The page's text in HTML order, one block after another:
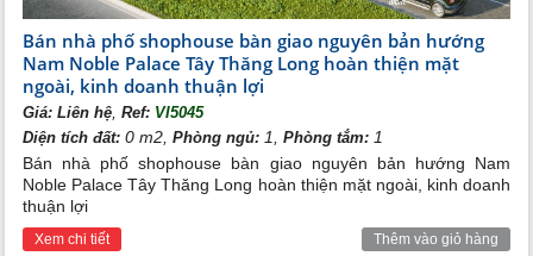
Bán nhà phố shophouse bàn giao nguyên bản hướng
Nam Noble Palace Tây Thăng Long hoàn thiện mặt
ngoài, kinh doanh thuận lợi
Giá:Liên hệ ,Ref: VI5045
Diện tích đất: 0 m2,Phòng ngủ: 1,Phòng tắm: 1
Bán nhà phố shophouse bàn giao nguyên bản hướng Nam
Noble Palace Tây Thăng Long hoàn thiện mặt ngoài, kinh doanh
thuận lợi
Xem chi tiết Thêm vào giỏ hàng